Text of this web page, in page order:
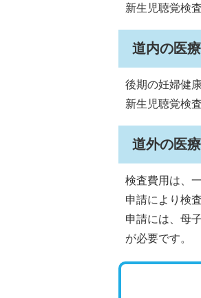
新生児聴覚検
道内の医
後期の妊婦健
新生児聴覚検
道外の医
検査費用は、
申請により検
申請には、母
が必要です。